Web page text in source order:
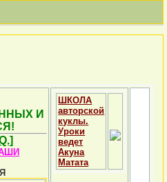
И
ШКОЛА
авторской
куклы.
Уроки
ведет
Акуна
Матата